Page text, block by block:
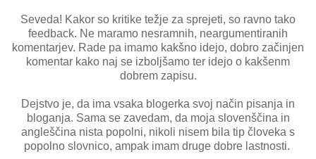
Seveda! Kakor so kritike težje za sprejeti, so ravno tako
feedback. Ne maramo nesramnih, neargumentiranih
komentarjev. Rade pa imamo kakšno idejo, dobro začinjen
komentar kako naj se izboljšamo ter idejo o kakšenm
dobrem zapisu.
Dejstvo je, da ima vsaka blogerka svoj način pisanja in
bloganja. Sama se zavedam, da moja slovenščina in
angleščina nista popolni, nikoli nisem bila tip človeka s
popolno slovnico, ampak imam druge dobre lastnosti.